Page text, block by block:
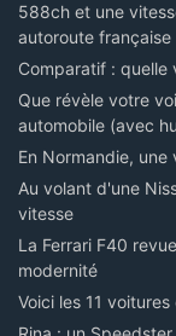
588ch et une
autoroute française
Comparatif : quelle
Que révèle votre
automobile (avec
En Normandie,
Au volant d'une
vitesse
La Ferrari F40
modernité
Voici les 11